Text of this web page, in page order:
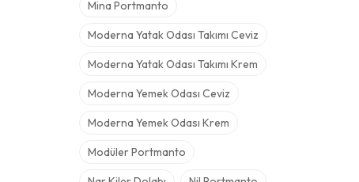
Mina Portmanto
Moderna Yatak Odası Takımı Ceviz
Moderna Yatak Odası Takımı Krem
Moderna Yemek Odası Ceviz
Moderna Yemek Odası Krem
Modüler Portmanto